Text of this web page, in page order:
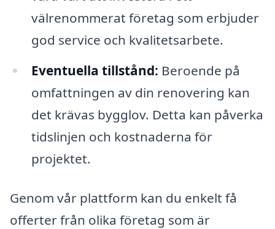
välrenommerat företag som erbjuder
god service och kvalitetsarbete.
Eventuella tillstånd: Beroende på
omfattningen av din renovering kan
det krävas bygglov. Detta kan påverka
tidslinjen och kostnaderna för
projektet.
Genom vår plattform kan du enkelt få
offerter från olika företag som är